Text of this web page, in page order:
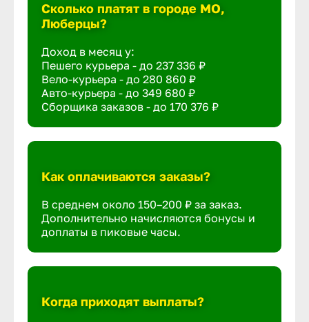
Сколько платят в городе МО,
Люберцы?
Доход в месяц у:
Пешего курьера - до 237 336 ₽
Вело-курьера - до 280 860 ₽
Авто-курьера - до 349 680 ₽
Сборщика заказов - до 170 376 ₽
Как оплачиваются заказы?
В среднем около 150–200 ₽ за заказ.
Дополнительно начисляются бонусы и
доплаты в пиковые часы.
Когда приходят выплаты?